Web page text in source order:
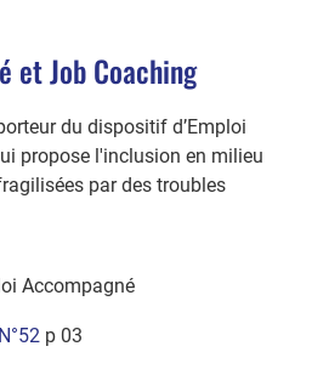
et Job Coaching
du dispositif d’Emploi
propose l'inclusion en milieu
par des troubles
Accompagné
p 03